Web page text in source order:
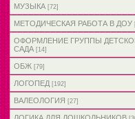
МУЗЫКА [72]
МЕТОДИЧЕСКАЯ РАБОТА В ДОУ
ОФОРМЛЕНИЕ ГРУППЫ
САДА [14]
ОБЖ [79]
ЛОГОПЕД [192]
ВАЛЕОЛОГИЯ [27]